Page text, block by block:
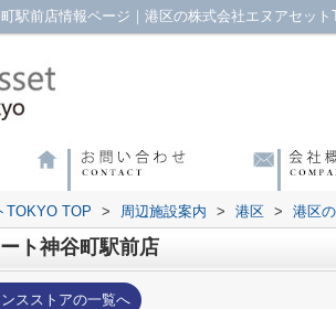
駅前店情報ページ｜港区の株式会社エヌアセット
TOKYO TOP > 周辺施設案内 > 港区 > 港区
ト神谷町駅前店
スストアの一覧へ